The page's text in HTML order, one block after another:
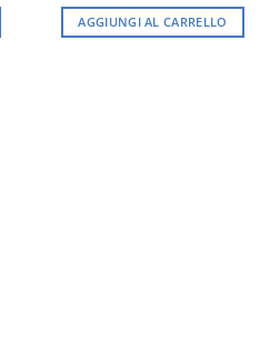
AGGIUNGI AL CARRELLO